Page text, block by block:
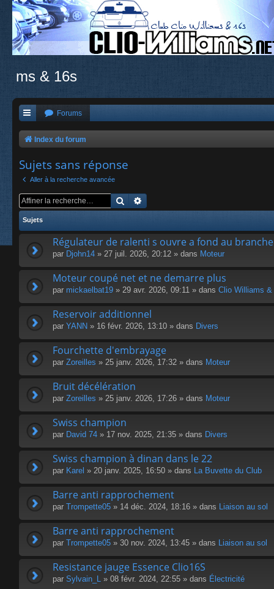
ms & 16s
Forums
Index du forum
Sujets sans réponse
Aller à la recherche avancée
Rechercher
Sujets
Régulateur de ralenti s ouvre a fond au
par Djohn14 » 27 juil. 2026, 20:12 » dans Moteur
Moteur coupé net et ne demarre plus
par mickaelbat19 » 29 avr. 2026, 09:11 » dans Clio Williams &
Reservoir additionnel
par YANN » 16 févr. 2026, 13:10 » dans Divers
Fourchette d'embrayage
par Zoreilles » 25 janv. 2026, 17:32 » dans Moteur
Bruit décélération
par Zoreilles » 25 janv. 2026, 17:26 » dans Moteur
Swiss champion
par David 74 » 17 nov. 2025, 21:35 » dans Divers
Swiss champion à dinan dans le 22
par Karel » 20 janv. 2025, 16:50 » dans La Buvette du Club
Barre anti rapprochement
par Trompette05 » 14 déc. 2024, 18:16 » dans Liaison au sol
Barre anti rapprochement
par Trompette05 » 30 nov. 2024, 13:45 » dans Liaison au sol
Resistance jauge Essence Clio16S
par Sylvain_L » 08 févr. 2024, 22:55 » dans Électricité